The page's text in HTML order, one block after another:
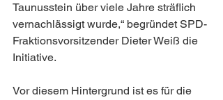
Taunusstein über viele Jahre sträflich
vernachlässigt wurde,“ begründet SPD-
Fraktionsvorsitzender Dieter Weiß die
Initiative.
Vor diesem Hintergrund ist es für die